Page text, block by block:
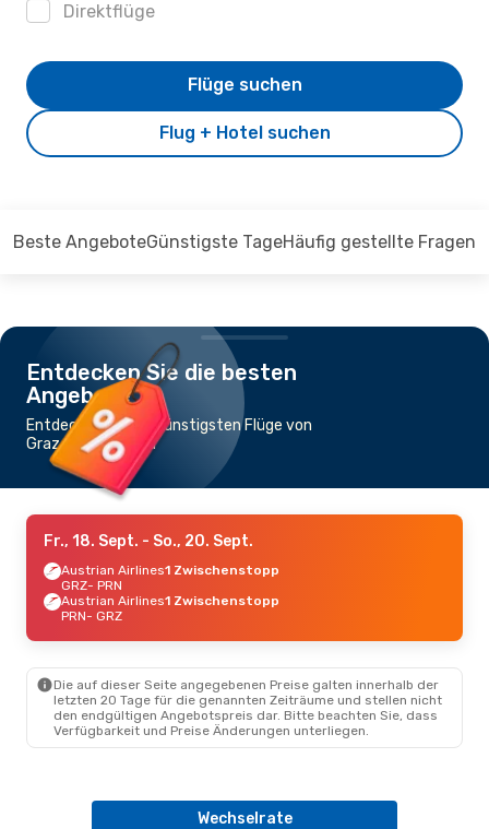
Direktflüge
Flug + Hotel suchen
Flüge suchen
Beste AngeboteGünstigste TageHäufig gestellte Fragen
Entdecken Sie die besten
Angebote
Entdecken Sie die günstigsten Flüge von
Graz nach Pristina
Fr., 18. Sept. - So., 20. Sept.
Austrian Airlines1 Zwischenstopp
GRZ- PRN
Austrian Airlines1 Zwischenstopp
PRN- GRZ
Die auf dieser Seite angegebenen Preise galten innerhalb der
letzten 20 Tage für die genannten Zeiträume und stellen nicht
den endgültigen Angebotspreis dar. Bitte beachten Sie, dass
Verfügbarkeit und Preise Änderungen unterliegen.
Wechselrate